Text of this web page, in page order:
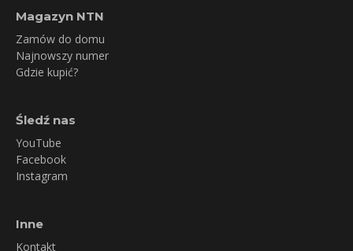
Magazyn NTN
Zamów do domu
Najnowszy numer
Gdzie kupić?
Śledź nas
YouTube
Facebook
Instagram
Inne
Kontakt